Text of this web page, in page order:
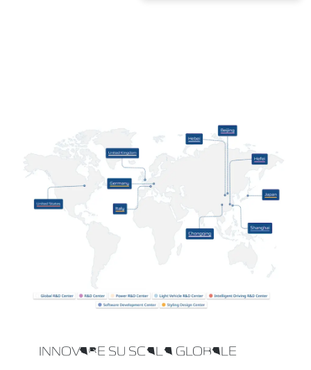
INNOVARE SU SCALA GLOBALE